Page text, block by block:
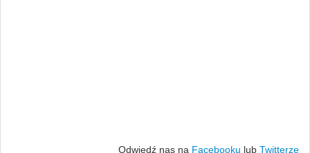
Odwiedź nas na Facebooku lub Twitterze